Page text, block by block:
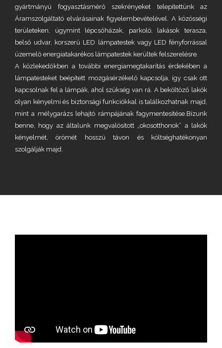
gyártmányú fogyasztásmérő szekrényeket telepítettünk az
Áramszolgáltató elvárásainak figyelembevételével. A közösségi
területeken, úgymint lépcsőházak, parkoló, lakások terasza,
belső udvar, korszerű LED lámpatestek vagy LED fényforrással
üzemelő energiatakarékos lámpatestek kerültek felszerelésre.
A közlekedőkben a további energiamegtakarítás érdekében a
lámpatesteket beépített mozgásérzékelő kapcsolja, így csak ott
kapcsolnak fel a lámpák, ahol szükség van rá. A beköltöző lakók
olyan kényelmi és biztonsági funkciókkal is találkozhatnak majd,
mint a mélygarázs lehajtó rámpájának fagymentesítése.Bízunk
benne, hogy az általunk megvalósított „okosotthonok” a lakók
kényelmét, örömét hosszú távon és költséghatékonyan
szolgálják majd.